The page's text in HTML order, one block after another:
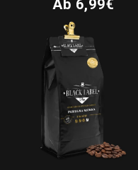
Preis
Ab 6,99€